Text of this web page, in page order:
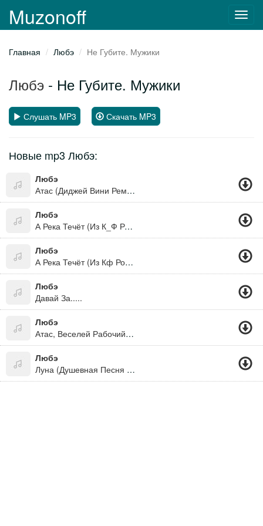
Muzonoff
Главная Любэ Не Губите. Мужики
Любэ - Не Губите. Мужики
Слушать MP3 Скачать MP3
Новые mp3 Любэ:
Любэ
Атас (Диджей Вини Ремикс)
Любэ
А Река Течёт (Из К_Ф Родные)
Любэ
А Река Течёт (Из Кф Родные)
Любэ
Давай За.....
Любэ
Атас, Веселей Рабочий Класс
Любэ
Луна (Душевная Песня Про Волков)